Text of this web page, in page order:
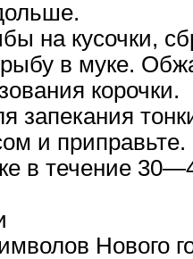
на кусочки,
в муке.
корочки.
запекания
и
в течение
Нового